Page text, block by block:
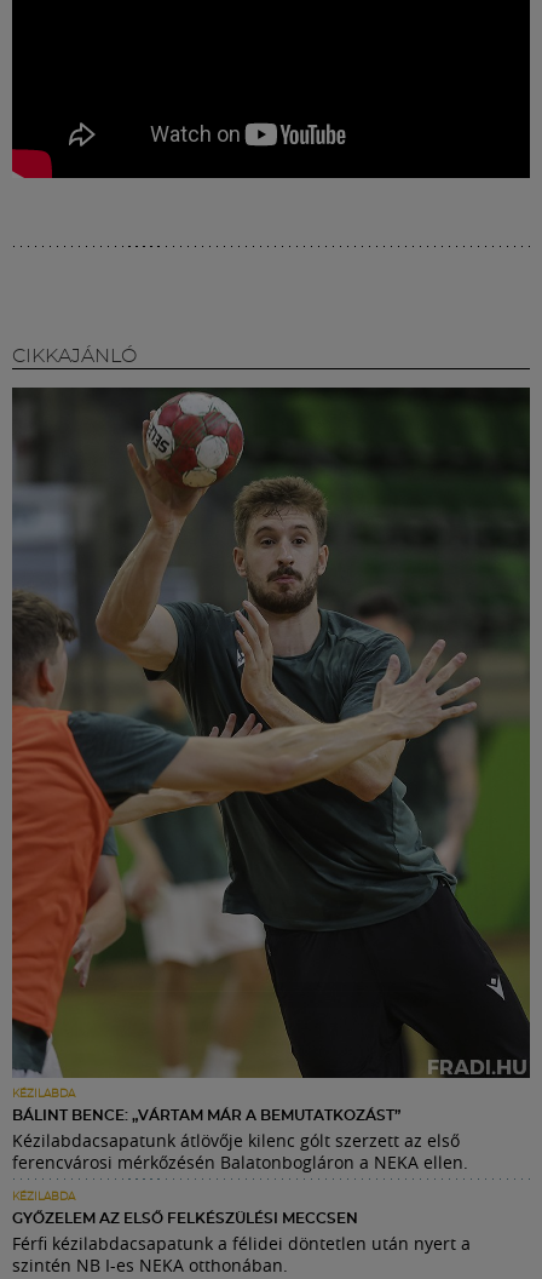
CIKKAJÁNLÓ
KÉZILABDA
BÁLINT BENCE: „VÁRTAM MÁR A BEMUTATKOZÁST”
Kézilabdacsapatunk átlövője kilenc gólt szerzett az első
ferencvárosi mérkőzésén Balatonbogláron a NEKA ellen.
KÉZILABDA
GYŐZELEM AZ ELSŐ FELKÉSZÜLÉSI MECCSEN
Férfi kézilabdacsapatunk a félidei döntetlen után nyert a
szintén NB I-es NEKA otthonában.